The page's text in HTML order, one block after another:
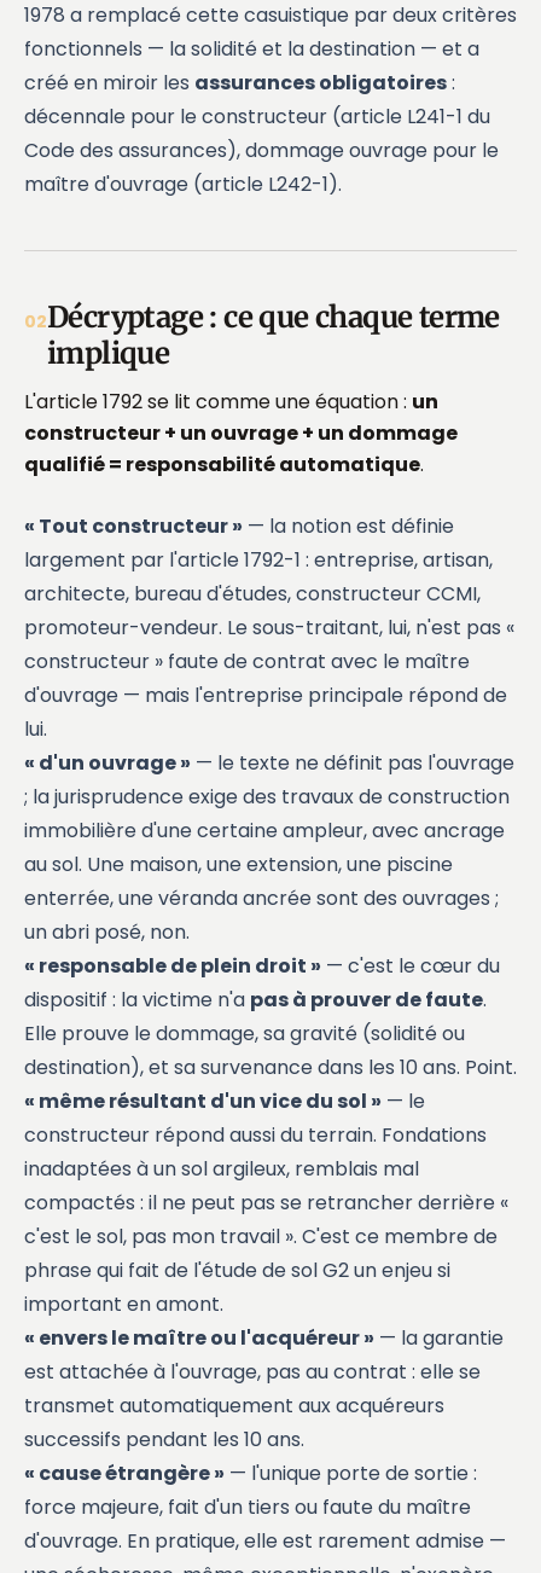
1978 a remplacé cette casuistique par deux critères
fonctionnels — la solidité et la destination — et a
créé en miroir les assurances obligatoires:
décennale pour le constructeur (article L241-1 du
Code des assurances),dommage ouvrage pour le
maître d'ouvrage (article L242-1).
02Décryptage : ce que chaque terme
implique
L'article 1792 se lit comme une équation : un
constructeur + un ouvrage + un dommage
qualifié = responsabilité automatique.
« Tout constructeur » — la notion est définie
largement par l'article 1792-1 : entreprise, artisan,
architecte, bureau d'études, constructeur CCMI,
promoteur-vendeur. Le sous-traitant, lui, n'est pas «
constructeur » faute de contrat avec le maître
d'ouvrage — mais l'entreprise principale répond de
lui.
« d'un ouvrage » — le texte ne définit pas l'ouvrage
; la jurisprudence exige des travaux de construction
immobilière d'une certaine ampleur, avec ancrage
au sol. Une maison, une extension, une piscine
enterrée, une véranda ancrée sont des ouvrages ;
un abri posé, non.
« responsable de plein droit » — c'est le cœur du
dispositif : la victime n'a pas à prouver de faute.
Elle prouve le dommage, sa gravité (solidité ou
destination), et sa survenance dans les 10 ans. Point.
« même résultant d'un vice du sol » — le
constructeur répond aussi du terrain. Fondations
inadaptées à un sol argileux, remblais mal
compactés : il ne peut pas se retrancher derrière «
c'est le sol, pas mon travail ». C'est ce membre de
phrase qui fait de l'étude de sol G2un enjeu si
important en amont.
« envers le maître ou l'acquéreur » — la garantie
est attachée à l'ouvrage, pas au contrat : elle se
transmet automatiquement aux acquéreurs
successifs pendant les 10 ans.
« cause étrangère » — l'unique porte de sortie :
force majeure, fait d'un tiers ou faute du maître
d'ouvrage. En pratique, elle est rarement admise —